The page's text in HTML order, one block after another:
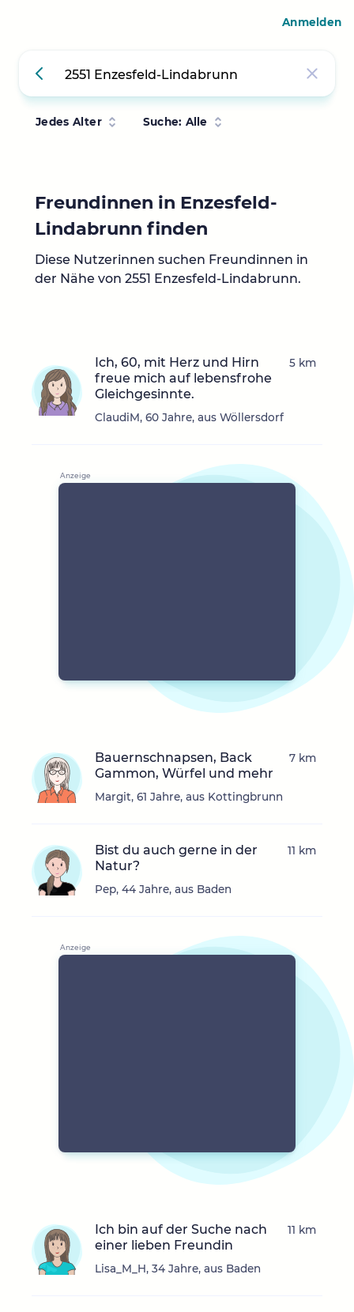
Jedes Alter Suche: Alle
Freundinnen in Enzesfeld-
Lindabrunn finden
Diese Nutzerinnen suchen Freundinnen in
der Nähe von 2551 Enzesfeld-Lindabrunn.
Ich, 60, mit Herz und Hirn
freue mich auf lebensfrohe
Gleichgesinnte.
ClaudiM, 60 Jahre, aus Wöllersdorf
5 km
Bauernschnapsen, Back
Gammon, Würfel und mehr
Margit, 61 Jahre, aus Kottingbrunn
7 km
Bist du auch gerne in der
Natur?
Pep, 44 Jahre, aus Baden
11 km
Ich bin auf der Suche nach
einer lieben Freundin
Lisa_M_H, 34 Jahre, aus Baden
11 km
Anmelden